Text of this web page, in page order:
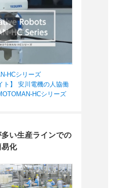
HCシリーズ
ト】 安川電機の人協働
HCシリーズ
い生産ラインでの
易化